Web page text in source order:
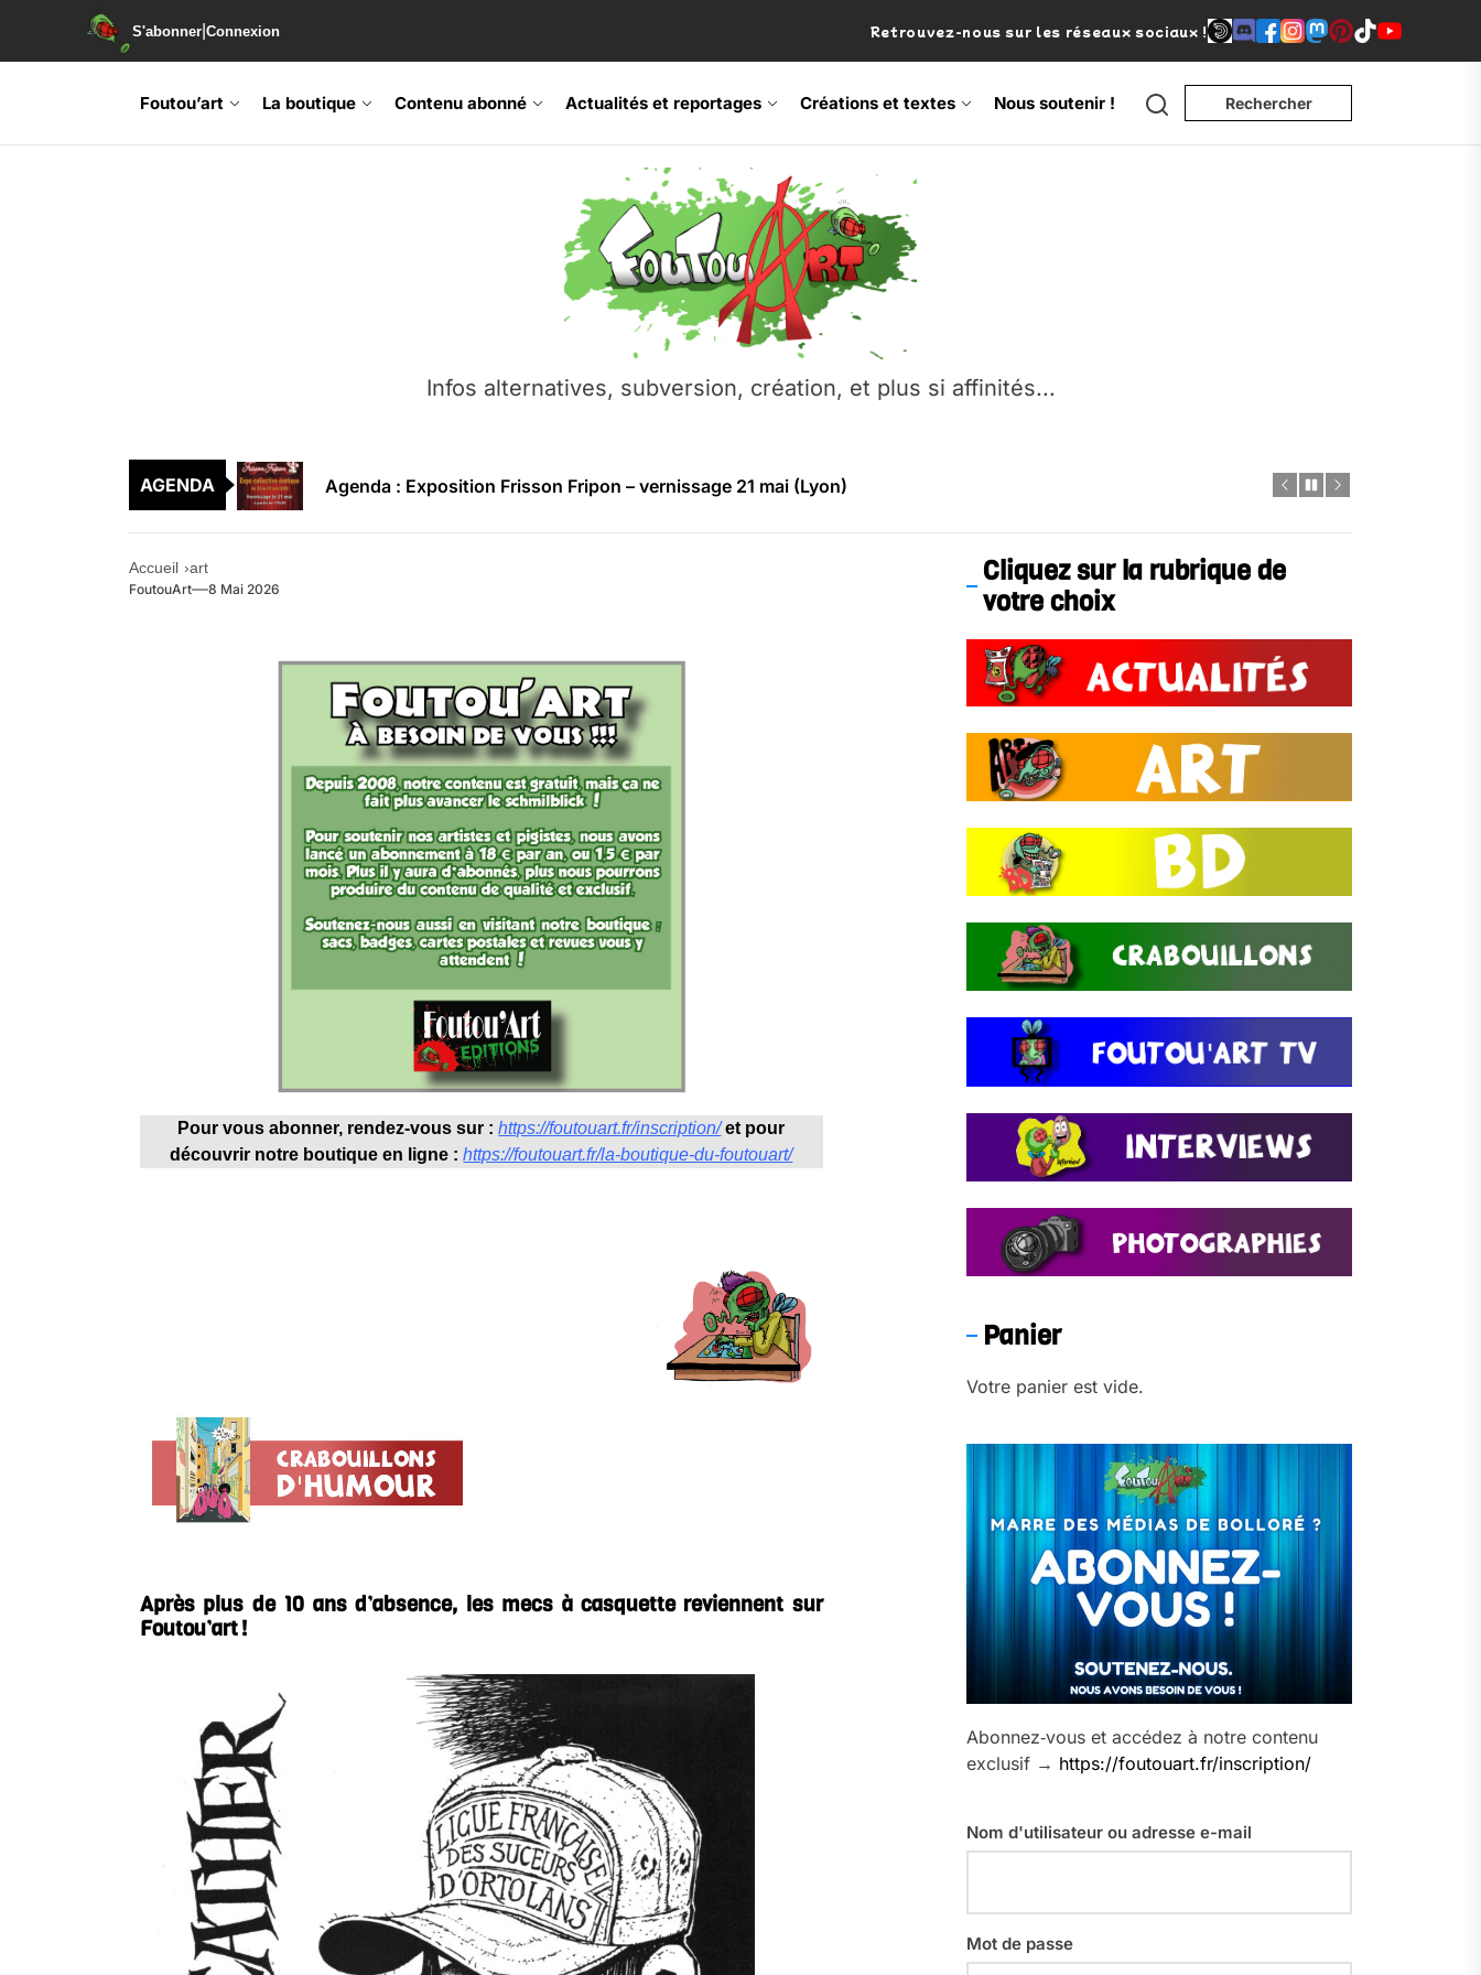
S'abonner Connexion Retrouvez-nous sur les réseaux sociaux !
Foutou’art La boutique Contenu abonné Actualités et reportages Créations et textes Nous soutenir ! Rechercher
Infos alternatives, subversion, création, et plus si affinités...
AGENDA
Agenda : Exposition Frisson Fripon – vernissage 21 mai (Lyon)
Retrouvez-nous au Bos’Tock Festival – Samedi 18 juillet (Vaulx-en-Velin)
Soirée de lancement – Ŝtono, un livre réalisé par Michaël Moretti & Pierre Lacôte
Agenda : Grand Rassemblement contre l’A412 à l’Établi (Haute-Savoie)
Agenda : Exposition Frisson Fripon – vernissage 21 mai (Lyon)
Retrouvez-nous au Bos’Tock Festival – Samedi 18 juillet (Vaulx-en-Velin)
Accueil art
FoutouArt 8 Mai 2026
Pour vous abonner, rendez-vous sur : https://foutouart.fr/inscription/ et pour
découvrir notre boutique en ligne : https://foutouart.fr/la-boutique-du-foutouart/
Après plus de 10 ans d’absence, les mecs à casquette reviennent sur
Foutou’art !
Cliquez sur la rubrique de
votre choix
Panier
Votre panier est vide.
Abonnez‑vous et accédez à notre contenu
exclusif → https://foutouart.fr/inscription/
Nom d'utilisateur ou adresse e-mail
Mot de passe